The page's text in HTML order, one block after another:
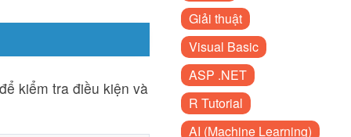
kiểm tra điều kiện và
Giải thuật
Visual Basic
ASP .NET
R Tutorial
AI (Machine Learning)